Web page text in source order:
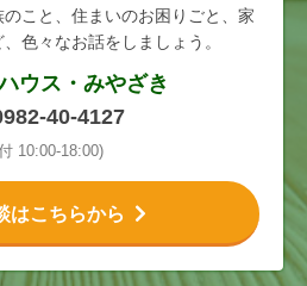
こと、住まいのお困りごと、家
色々なお話をしましょう。
ウス・みやざき
40-4127
10:00-18:00)
はこちらから